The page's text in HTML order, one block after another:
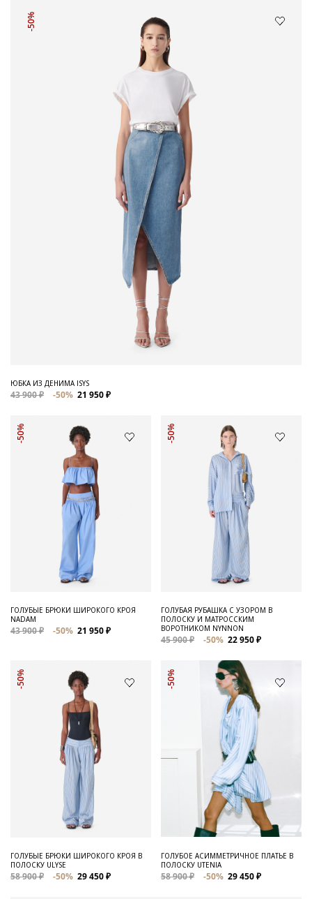
-50%
ЮБКА ИЗ ДЕНИМА ISYS
43 900 ₽ -50% 21 950 ₽
-50%
ГОЛУБЫЕ БРЮКИ ШИРОКОГО КРОЯ
NADAM
43 900 ₽ -50% 21 950 ₽
-50%
ГОЛУБАЯ РУБАШКА С УЗОРОМ В
ПОЛОСКУ И МАТРОССКИМ
ВОРОТНИКОМ NYNNON
45 900 ₽ -50% 22 950 ₽
-50%
ГОЛУБЫЕ БРЮКИ ШИРОКОГО КРОЯ В
ПОЛОСКУ ULYSE
58 900 ₽ -50% 29 450 ₽
-50%
ГОЛУБОЕ АСИММЕТРИЧНОЕ ПЛАТЬЕ В
ПОЛОСКУ UTENIA
58 900 ₽ -50% 29 450 ₽